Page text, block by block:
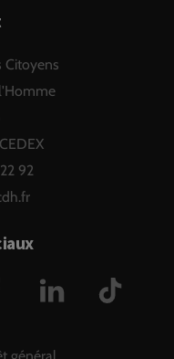
Citoyens
92
Facebook LinkedIn